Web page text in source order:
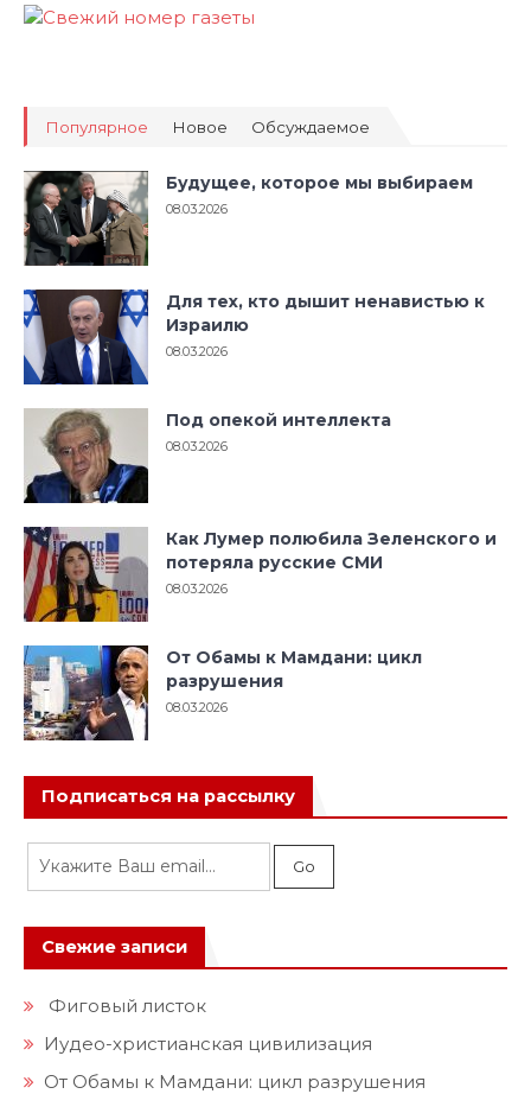
Популярное Новое Обсуждаемое
Будущее, которое мы выбираем
08.03.2026
Для тех, кто дышит ненавистью к
Израилю
08.03.2026
Под опекой интеллекта
08.03.2026
Как Лумер полюбила Зеленского и
потеряла русские СМИ
08.03.2026
От Обамы к Мамдани: цикл
разрушения
08.03.2026
Подписаться на рассылку
Свежие записи
Фиговый листок
Иудео-христианская цивилизация
От Обамы к Мамдани: цикл разрушения